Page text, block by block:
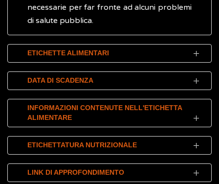
necessarie per far fronte ad alcuni problemi
di salute pubblica.
ETICHETTE ALIMENTARI
Per permettere al consumatore di accedere
facilmente alle informazioni sul prodotto che
sta acquistando, l'etichetta alimentare deve
essere:
chiara
leggibile
indelebile(non deve cancellarsi)
DATA DI SCADENZA
Inoltre, le etichette devono sempre
riportare in maniera chiara la data di
entro” oppure “da consumarsi
INFORMAZIONI CONTENUTE NELL'ETICHETTA
ALIMENTARE
Riassumendo, in base al regolamento UE n.
1169/2011 le informazioni obbligatorie
sono:
ETICHETTATURA NUTRIZIONALE
L'etichettatura nutrizionale è molto
LINK DI APPROFONDIMENTO